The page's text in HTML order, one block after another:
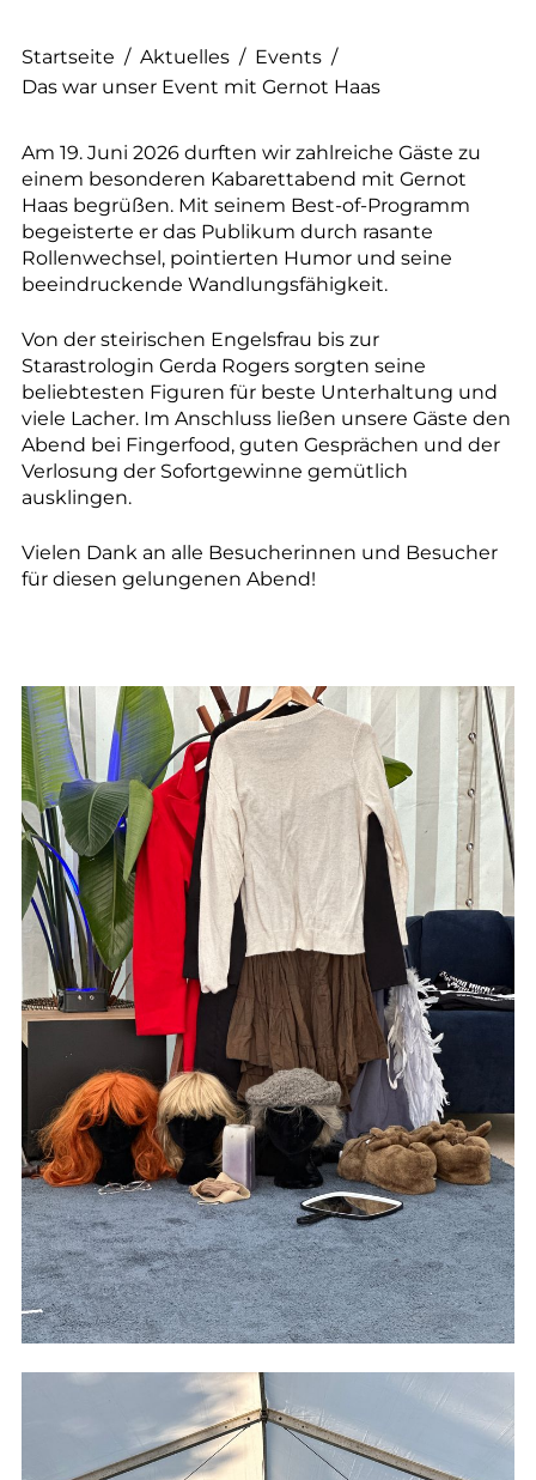
Startseite / Aktuelles / Events /
Das war unser Event mit Gernot Haas
Am 19. Juni 2026 durften wir zahlreiche Gäste zu
einem besonderen Kabarettabend mit Gernot
Haas begrüßen. Mit seinem Best-of-Programm
begeisterte er das Publikum durch rasante
Rollenwechsel, pointierten Humor und seine
beeindruckende Wandlungsfähigkeit.
Von der steirischen Engelsfrau bis zur
Starastrologin Gerda Rogers sorgten seine
beliebtesten Figuren für beste Unterhaltung und
viele Lacher. Im Anschluss ließen unsere Gäste den
Abend bei Fingerfood, guten Gesprächen und der
Verlosung der Sofortgewinne gemütlich
ausklingen.
Vielen Dank an alle Besucherinnen und Besucher
für diesen gelungenen Abend!